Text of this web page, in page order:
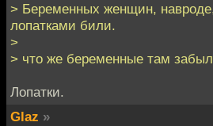
> Беременных женщин,
лопатками били.
>
> что же беременные там
Лопатки.
Glaz »